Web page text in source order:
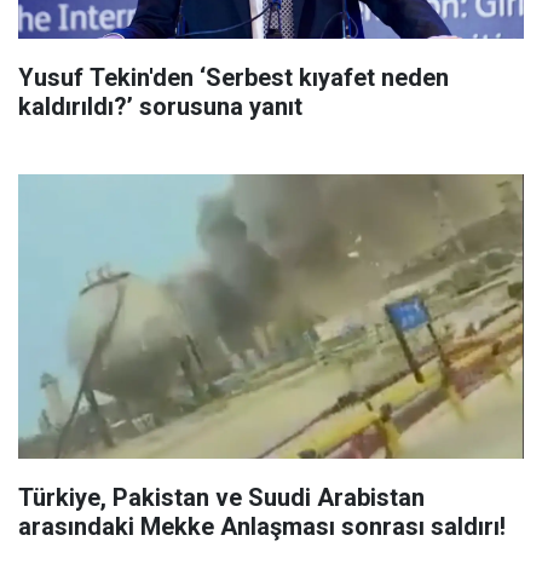
Yusuf Tekin'den ‘Serbest kıyafet neden
kaldırıldı?’ sorusuna yanıt
Türkiye, Pakistan ve Suudi Arabistan
arasındaki Mekke Anlaşması sonrası saldırı!